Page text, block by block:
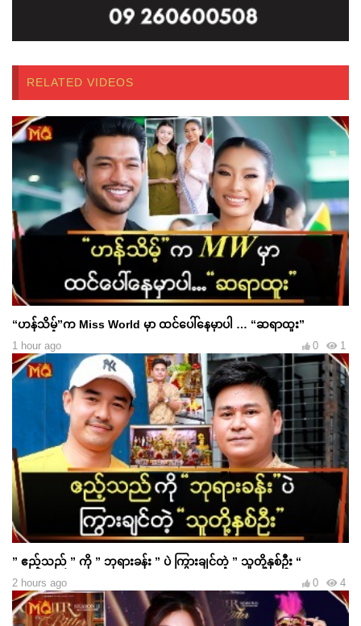
RELATED VIDEOS
“ဟန်သိမ့်”က Miss World မှာ ထင်ပေါ်နေမှာပါ … “ဆရာထူး”
1 hour ago 1
0
” ဧည့်သည် ” ကို ” ဘုရားခန်း ” ပဲ ကြွားချင်တဲ့ ” သူတို့နှစ်ဦး “
2 hours ago 4
0